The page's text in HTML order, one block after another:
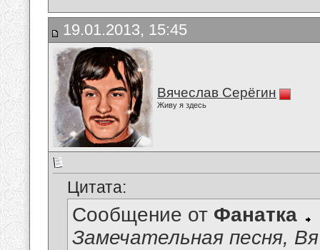
19.01.2013, 15:45
Вячеслав Серёгин
Живу я здесь
Цитата:
Сообщение от Фанатка
Замечательная песня,